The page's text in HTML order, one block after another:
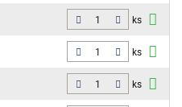
ks
ks
ks